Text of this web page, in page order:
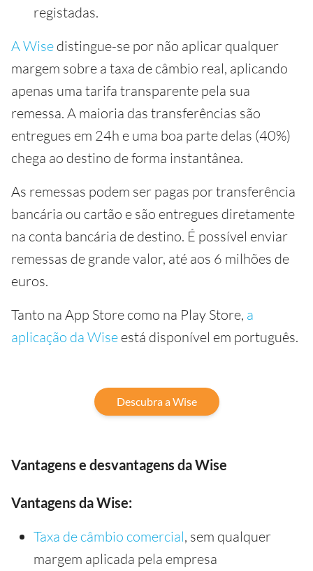
registadas.
A Wise distingue-se por não aplicar qualquer
margem sobre a taxa de câmbio real, aplicando
apenas uma tarifa transparente pela sua
remessa. A maioria das transferências são
entregues em 24h e uma boa parte delas (40%)
chega ao destino de forma instantânea.
As remessas podem ser pagas por transferência
bancária ou cartão e são entregues diretamente
na conta bancária de destino. É possível enviar
remessas de grande valor, até aos 6 milhões de
euros.
Tanto na App Store como na Play Store, a
aplicação da Wise está disponível em português.
Descubra a Wise
Vantagens e desvantagens da Wise
Vantagens da Wise:
Taxa de câmbio comercial, sem qualquer
margem aplicada pela empresa